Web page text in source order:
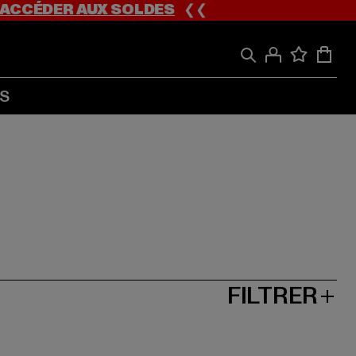
ACCÉDER AUX SOLDES❮❮
FILTRER